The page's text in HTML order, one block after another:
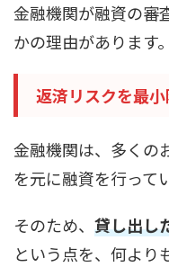
金融機関が融資の審
かの理由があります。
返済リスクを最
金融機関は、多くの
を元に融資を行って
そのため、 貸し出し
という点を、何より